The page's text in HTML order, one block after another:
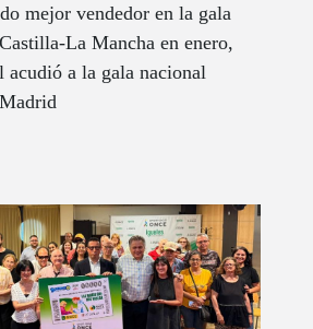
mejor vendedor en la gala
La Mancha en enero,
a la gala nacional